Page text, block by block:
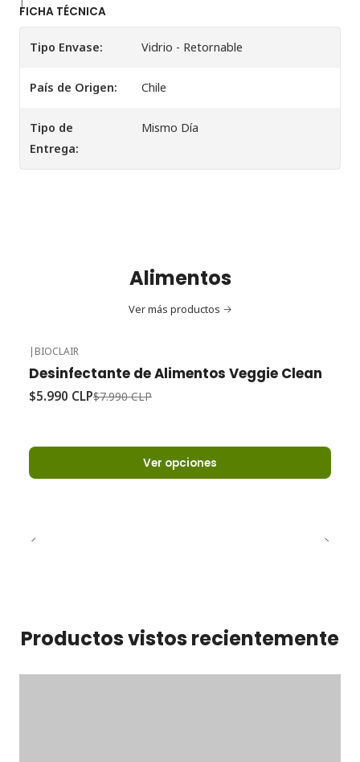
FICHA TÉCNICA
Tipo Envase: Vidrio - Retornable
País de Origen: Chile
Tipo de
Entrega:
Mismo Día
Alimentos
Ver más productos
| BIOCLAIR
Desinfectante de Alimentos Veggie Clean
$5.990 CLP$7.990 CLP
Ver opciones
Productos vistos recientemente